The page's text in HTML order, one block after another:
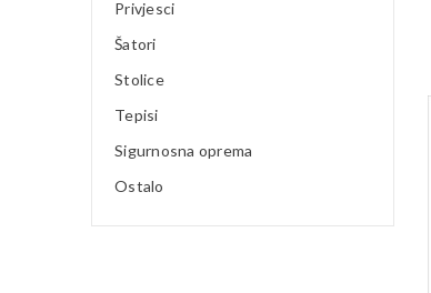
Privjesci
Šatori
Stolice
Tepisi
Sigurnosna oprema
Ostalo